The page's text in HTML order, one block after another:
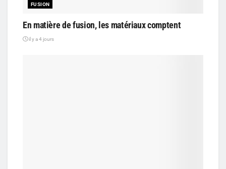
FUSION
En matière de fusion, les matériaux comptent
il y a 4 jours